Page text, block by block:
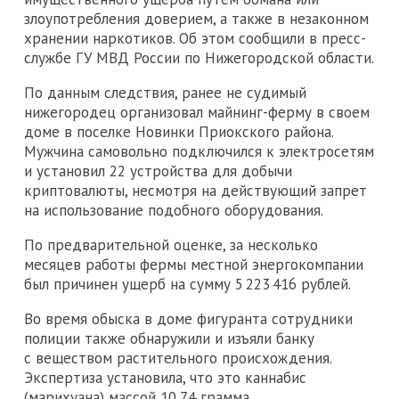
злоупотребления доверием, а также в незаконном
хранении наркотиков. Об этом сообщили в пресс-
службе ГУ МВД России по Нижегородской области.
По данным следствия, ранее не судимый
нижегородец организовал майнинг-ферму в своем
доме в поселке Новинки Приокского района.
Мужчина самовольно подключился к электросетям
и установил 22 устройства для добычи
криптовалюты, несмотря на действующий запрет
на использование подобного оборудования.
По предварительной оценке, за несколько
месяцев работы фермы местной энергокомпании
был причинен ущерб на сумму 5 223 416 рублей.
Во время обыска в доме фигуранта сотрудники
полиции также обнаружили и изъяли банку
с веществом растительного происхождения.
Экспертиза установила, что это каннабис